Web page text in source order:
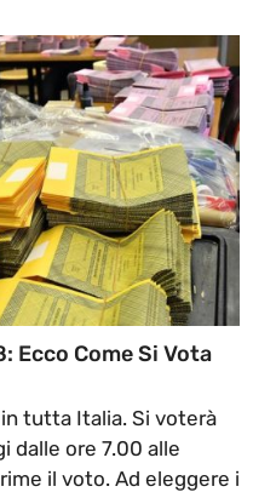
Ecco Come Si Vota
tutta Italia. Si voterà
dalle ore 7.00 alle
il voto. Ad eleggere i